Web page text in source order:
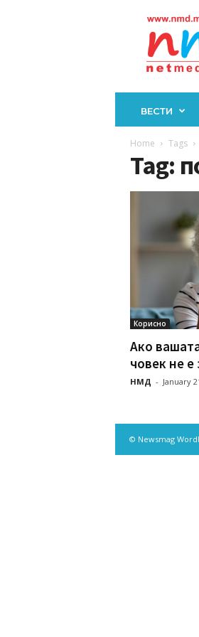
ВЕСТИ
Home Tags
Tag:
Корисно
Ако
човек не е
НМД - January
© Newsmag